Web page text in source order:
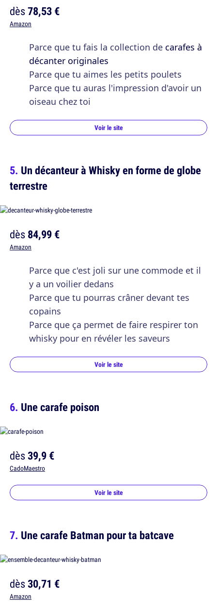
dès78,53 €
Amazon
Parce que tu fais la collection de carafes à
décanter originales
Parce que tu aimes les petits poulets
Parce que tu auras l'impression d'avoir un
oiseau chez toi
Voir le site
Un décanteur à Whisky en forme de globe
terrestre
dès84,99 €
Amazon
Parce que c'est joli sur une commode et il
y a un voilier dedans
Parce que tu pourras crâner devant tes
copains
Parce que ça permet de faire respirer ton
whisky pour en révéler les saveurs
Voir le site
Une carafe poison
dès39,9 €
CadoMaestro
Voir le site
Une carafe Batman pour ta batcave
dès30,71 €
Amazon